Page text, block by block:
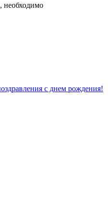
необходимо
с днем рождения!